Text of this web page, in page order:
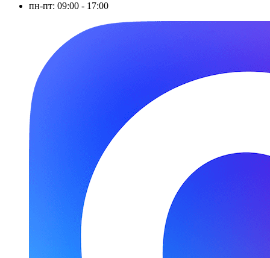
пн-пт: 09:00 - 17:00